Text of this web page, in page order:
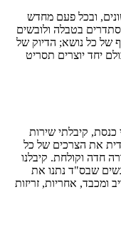
ובכל פעם מחדש
בטבלה ולובשים
של כל נושא; הדיוק של
יחד יוצרים תסריט
קיבלתי שירות
את הצרכים של כל
חדה וקולחת. קיבלנו
שבס"ד נתנו את
ומכבד, אחריות, זריזות